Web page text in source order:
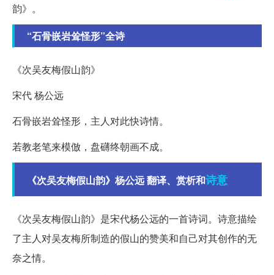
韵》。
“石骨嵌岩耸怪形”全诗
《次吴友梅假山韵》
宋代 杨公远
石骨嵌岩耸怪形，主人对此快诗情。
若教老笔来模倣，盘礴终朝画不成。
《次吴友梅假山韵》杨公远 翻译、赏析和诗意
《次吴友梅假山韵》是宋代杨公远的一首诗词。诗意描绘
了主人对吴友梅所制造的假山的赞美和自己对其创作的无
奈之情。